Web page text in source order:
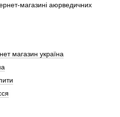
магазині аюрведичних
магазин україна